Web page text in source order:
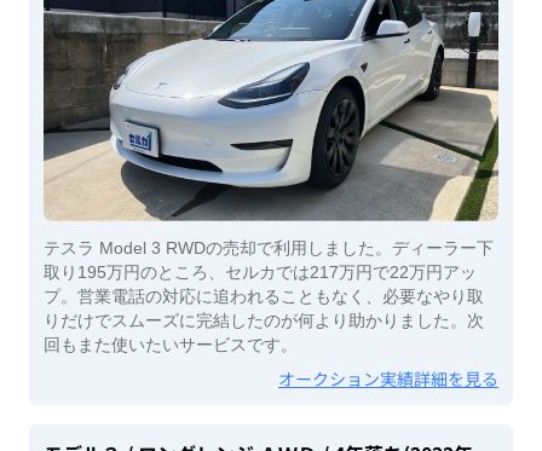
テスラ Model 3 RWDの売却で利用しました。ディーラー下
取り195万円のところ、セルカでは217万円で22万円アッ
プ。営業電話の対応に追われることもなく、必要なやり取
りだけでスムーズに完結したのが何より助かりました。次
回もまた使いたいサービスです。
オークション実績詳細を見る